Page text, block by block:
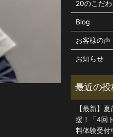
20のこだわ
Blog
お客様の声
お知らせ
【最新】
援！「4回
料体験受付